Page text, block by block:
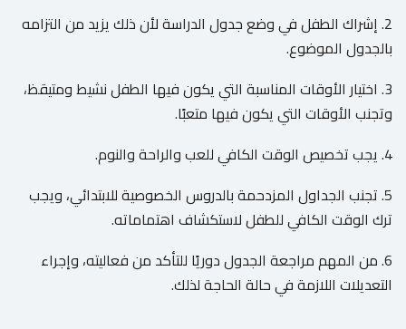
2. إشراك الطفل في وضع جدول الدراسة لأن ذلك يزيد من التزامه
بالجدول الموضوع.
3. اختيار الأوقات المناسبة التي يكون فيها الطفل نشيط ومتيقظ،
وتجنب الأوقات التي يكون فيها متعبًا.
4. يجب تخصيص الوقت الكافي للعب والراحة والنوم.
5. تجنب الجداول المزدحمة بالدروس الخصوصية للابتدائي، ويجب
ترك الوقت الكافي للطفل لاستكشاف اهتماماته.
6. من المهم مراجعة الجدول دوريًا للتأكد من فعاليته، وإجراء
التعديلات اللازمة في حالة الحاجة لذلك.